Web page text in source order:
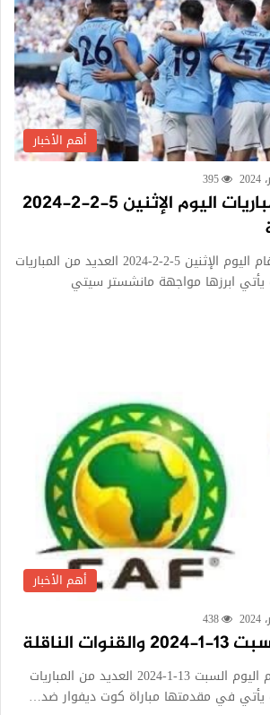
أهم الأخبار
395
السيتي الأبرز.. مباريات اليوم الإثنين 5-2-2-2024
كتب- يسرى غازى تقام اليوم الإثنين 5-2-2-2024 العديد من المباريات
ابرزها مواجهة مانشستر سيتي
أهم الأخبار
438
الناقلة
كتب- يسرى غازى تقام اليوم السبت 13-1-2024 العديد من المباريات
في مقدمتها مباراة كوت ديفوار ضد…